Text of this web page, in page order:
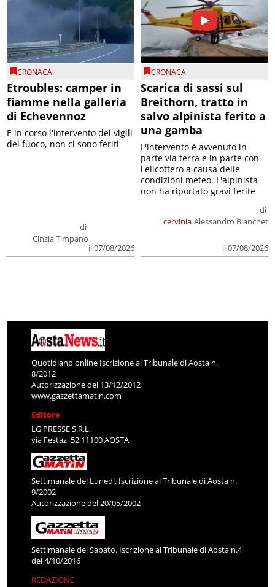
CRONACA
Etroubles: camper in
fiamme nella galleria
di Echevennoz
di
Cinzia Timpano
il 07/08/2026
E in corso l'intervento dei vigili
del fuoco, non ci sono feriti
CRONACA
Scarica di sassi sul
Breithorn, tratto in
salvo alpinista ferito a
una gamba
cervinia
di
Alessandro Bianchet
il 07/08/2026
L'intervento è avvenuto in
parte via terra e in parte con
l'elicottero a causa delle
condizioni meteo. L'alpinista
non ha riportato gravi ferite
Quotidiano online Iscrizione al Tribunale di Aosta n.
8/2012
Autorizzazione del 13/12/2012
www.gazzettamatin.com
Editore
LG PRESSE S.R.L.
via Festaz, 52 11100 AOSTA
Settimanale del Lunedì. Iscrizione al Tribunale di Aosta n.
9/2002
Autorizzazione del 20/05/2002
Settimanale del Sabato. Iscrizione al Tribunale di Aosta n.4
del 4/10/2016
REDAZIONE